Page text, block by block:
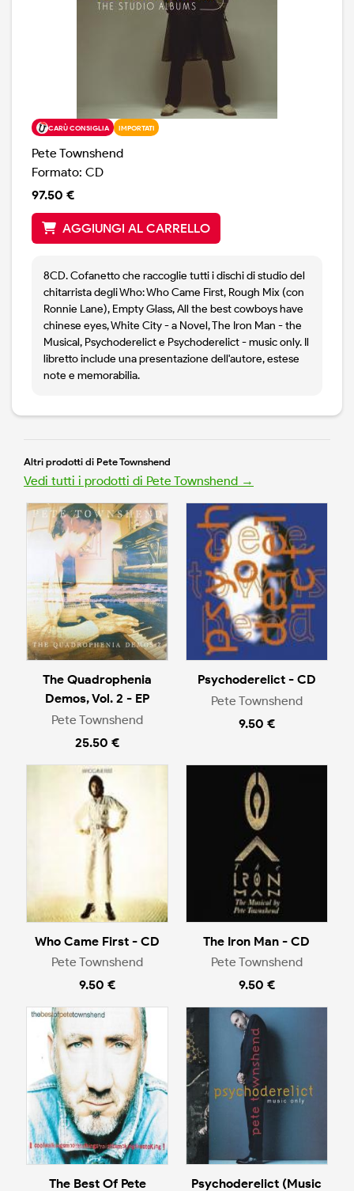
CARÙ CONSIGLIA IMPORTATI
Pete Townshend
Formato: CD
97.50 €
AGGIUNGI AL CARRELLO
8CD. Cofanetto che raccoglie tutti i dischi di studio del
chitarrista degli Who: Who Came First, Rough Mix (con
Ronnie Lane), Empty Glass, All the best cowboys have
chinese eyes, White City - a Novel, The Iron Man - the
Musical, Psychoderelict e Psychoderelict - music only. Il
libretto include una presentazione dell'autore, estese
note e memorabilia.
Altri prodotti di Pete Townshend
Vedi tutti i prodotti di Pete Townshend →
The Quadrophenia
Demos, Vol. 2 - EP
Pete Townshend
25.50 €
Psychoderelict - CD
Pete Townshend
9.50 €
Who Came First - CD
Pete Townshend
9.50 €
The Iron Man - CD
Pete Townshend
9.50 €
The Best Of Pete Psychoderelict (Music